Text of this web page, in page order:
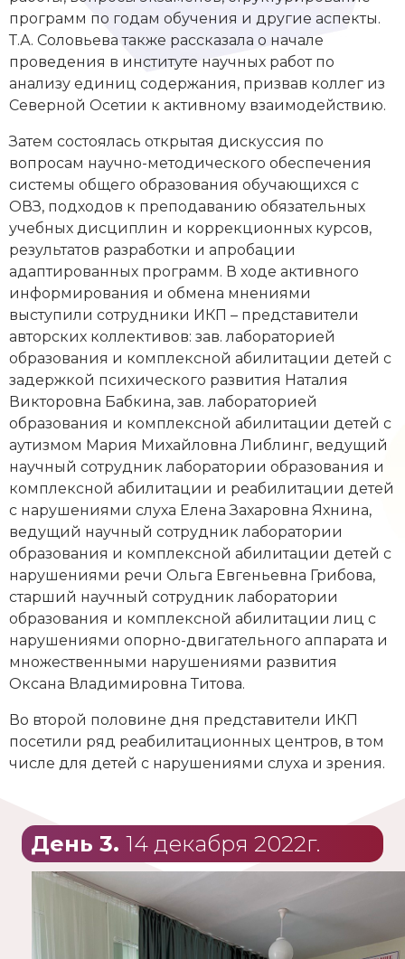
программ по годам обучения и другие аспекты.
Т.А. Соловьева также рассказала о начале
проведения в институте научных работ по
анализу единиц содержания, призвав коллег из
Северной Осетии к активному взаимодействию.
Затем состоялась открытая дискуссия по
вопросам научно-методического обеспечения
системы общего образования обучающихся с
ОВЗ, подходов к преподаванию обязательных
учебных дисциплин и коррекционных курсов,
результатов разработки и апробации
адаптированных программ. В ходе активного
информирования и обмена мнениями
выступили сотрудники ИКП – представители
авторских коллективов: зав. лабораторией
образования и комплексной абилитации детей с
задержкой психического развития Наталия
Викторовна Бабкина, зав. лабораторией
образования и комплексной абилитации детей с
аутизмом Мария Михайловна Либлинг, ведущий
научный сотрудник лаборатории образования и
комплексной абилитации и реабилитации детей
с нарушениями слуха Елена Захаровна Яхнина,
ведущий научный сотрудник лаборатории
образования и комплексной абилитации детей с
нарушениями речи Ольга Евгеньевна Грибова,
старший научный сотрудник лаборатории
образования и комплексной абилитации лиц с
нарушениями опорно-двигательного аппарата и
множественными нарушениями развития
Оксана Владимировна Титова.
Во второй половине дня представители ИКП
посетили ряд реабилитационных центров, в том
числе для детей с нарушениями слуха и зрения.
День 3. 14 декабря 2022г.